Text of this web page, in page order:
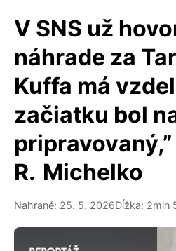
V SNS už
náhrade za
Kuffa má
začiatku bol
R. Michelko
Nahrané: 25. 5. 2026Dĺžka: 2min